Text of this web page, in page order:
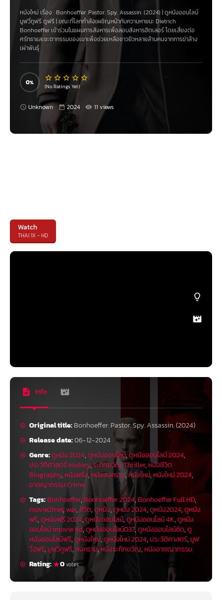
หนังใหม่ เรื่อง :Bonhoeffer: Pastor. Spy. Assassin. (2024) |ดูหนังออนไลน์
มูฟวี่ทูฟรีดูฟรี | ขณะที่โลกกำลังเผชิญหน้ากับความหายนะ Dietrich
Bonhoeffer เข้าร่วมในแผนการสังหารเพื่อลอบสังหารฮิตเลอร์ โดยเสี่ยงต่อ
ศรัทธาและชะตากรรมของเขาเพื่อช่วยเหลือชาวยิวหลายล้านคนจากการฆ่าล้าง
เผ่าพันธุ์
0 (No Ratings Yet)
Unknown 2024 11 views
Watch
THAI 1X - HD
Info
Original title:Bonhoeffer: Pastor. Spy. Assassin. (2024)
Release date:06-12-2024
Genre:ดูหนัง 2024,ดูหนังออนไลน์,ดูหนังออนไลน์ 2024,
ประวัติศาสตร์ History,ระทึกขวัญ Thriller, หนังชีวิต
Biography, หนังฝรั่ง, หนังสงคราม,หนังใหม่, หนังใหม่ 2024,
อาชญากรรม Crime
Tags:Bonhoeffer, Bonhoeffer 2024, Bonhoeffer Full HD,
movie2free,war,ชีวิต,ดูหนัง,ดูหนัง 2024,ดูหนัง2024,ดูหนัง
ฟรี,ดูหนังฟรี 2024,ดูหนังออนไลน์,ดูหนังออนไลน์ 4K,ดูหนัง
ออนไลน์ imovie hd,ดูหนังออนไลน์037,ดูหนังออนไลน์ชัด,ดู
หนังออนไลน์ฟรี,ดูหนังใหม่,ดูหนังใหม่ 2024, ประวัติศาสตร์, มูฟ
วี่2ฟรี, มูฟวี่ทูฟรี,สงคราม,หนังระทึกขวัญ, หนังอาชญากรรม
Rating:
0votes